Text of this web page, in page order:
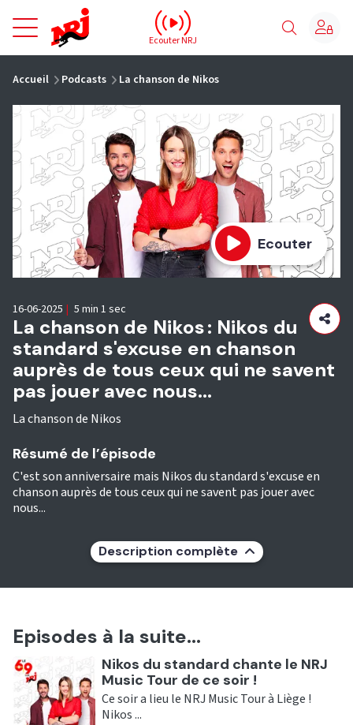
NRJ - Accueil
Ecouter NRJ
Accueil Podcasts La chanson de Nikos
Ecouter
La chanson de Nikos : Nikos du
standard s'excuse en chanson
auprès de tous ceux qui ne savent
pas jouer avec nous...
La chanson de Nikos
16-06-2025 | 5 min 1 sec
Résumé de l’épisode
C'est son anniversaire mais Nikos du standard s'excuse en
chanson auprès de tous ceux qui ne savent pas jouer avec
nous...
Description complète
Episodes à la suite...
Ecouter
Nikos du standard chante le NRJ
Music Tour de ce soir !
Ce soir a lieu le NRJ Music Tour à Liège !
Nikos ...